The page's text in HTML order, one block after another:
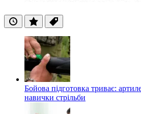
ОстанніПопулярні
Теги
Бойова підготовка триває:
навички стрільби